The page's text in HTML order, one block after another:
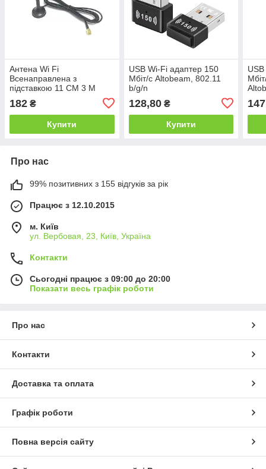
Антена Wi Fi
Всенаправлена з
підставкою 11 СМ 3 М
182 ₴
Купити
USB Wi-Fi адаптер 150
Мбіт/с Altobeam, 802.11
b/g/n
128,80₴
Купити
147
Про нас
99% позитивних з 155 відгуків за рік
Працює з 12.10.2015
м. Київ
ул. Вербовая, 23, Київ, Україна
Контакти
Сьогодні працює з 09:00 до 20:00
Показати весь графік роботи
Про нас
Контакти
Доставка та оплата
Графік роботи
Повна версія сайту